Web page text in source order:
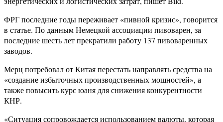
ФРГ последние годы переживает «пивной кризис», говорится
в статье. По данным Немецкой ассоциации пивоварен, за
последние шесть лет прекратили работу 137 пивоваренных
заводов.
Мерц потребовал от Китая перестать направлять средства на
«создание избыточных производственных мощностей», а
также повысить курс юаня для снижения конкурентности
КНР.
«Ситуация сопровождается использованием валюты, которая